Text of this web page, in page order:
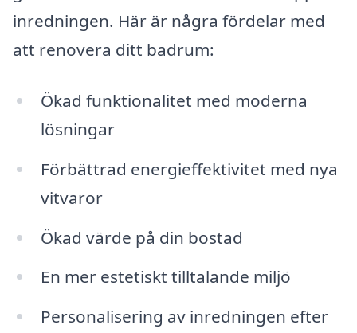
inredningen. Här är några fördelar med
att renovera ditt badrum:
Ökad funktionalitet med moderna
lösningar
Förbättrad energieffektivitet med nya
vitvaror
Ökad värde på din bostad
En mer estetiskt tilltalande miljö
Personalisering av inredningen efter